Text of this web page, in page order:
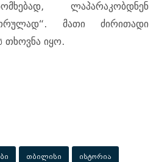
ლაპარაკობდნენ
მათი ძირითადი
თხოვნა იყო.
თბილისი ისტორია